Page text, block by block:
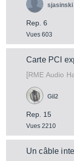
Rep. 6
Vues 603
sjasinski
Carte PCI
[RME Audio
Rep. 15
Vues 2210
Gil2
Un câble